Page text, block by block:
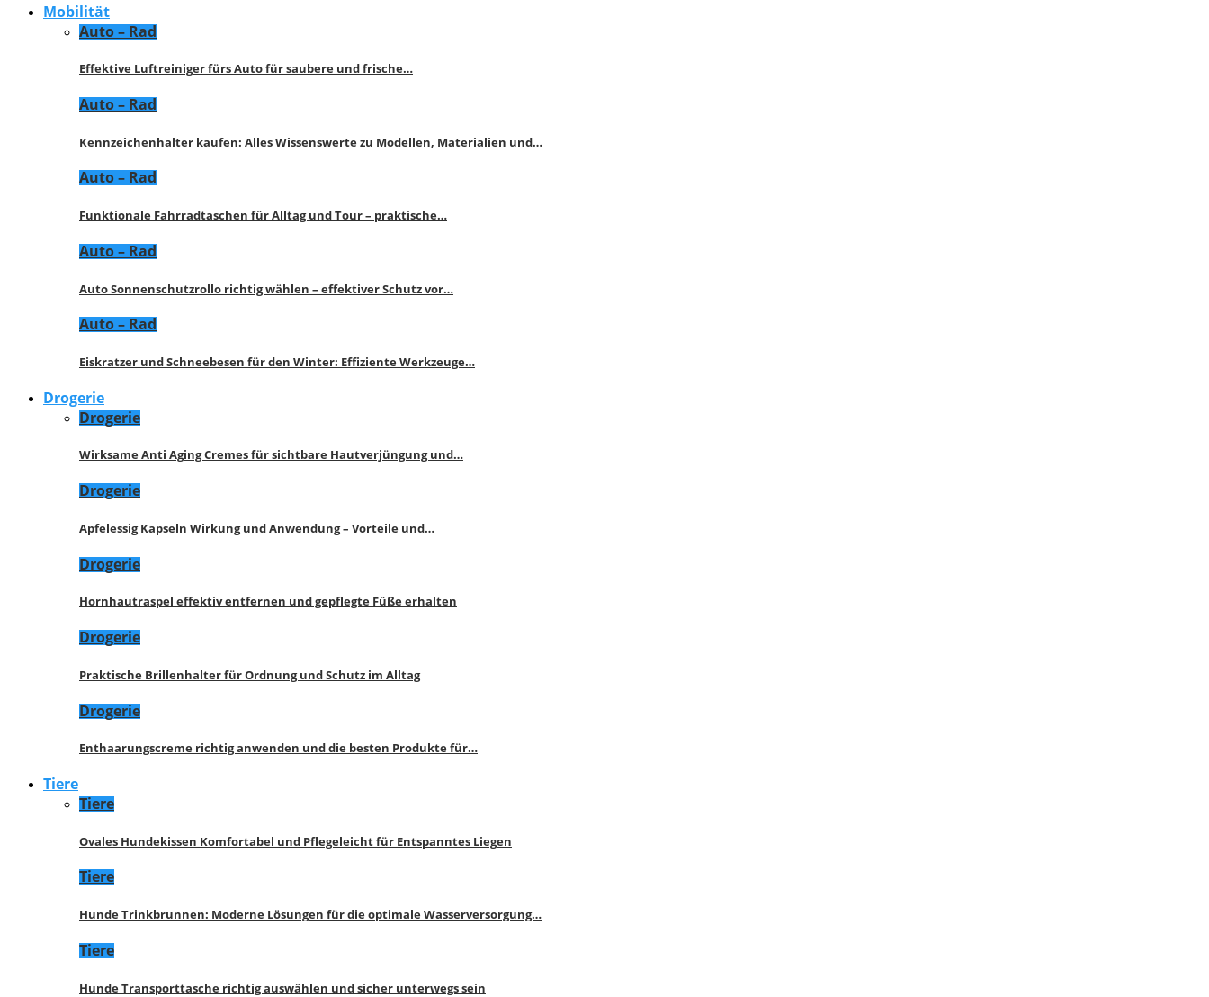
Mobilität
Auto – Rad
Effektive Luftreiniger fürs Auto für saubere und frische…
Auto – Rad
Kennzeichenhalter kaufen: Alles Wissenswerte zu Modellen, Materialien und…
Auto – Rad
Funktionale Fahrradtaschen für Alltag und Tour – praktische…
Auto – Rad
Auto Sonnenschutzrollo richtig wählen – effektiver Schutz vor…
Auto – Rad
Eiskratzer und Schneebesen für den Winter: Effiziente Werkzeuge…
Drogerie
Drogerie
Wirksame Anti Aging Cremes für sichtbare Hautverjüngung und…
Drogerie
Apfelessig Kapseln Wirkung und Anwendung – Vorteile und…
Drogerie
Hornhautraspel effektiv entfernen und gepflegte Füße erhalten
Drogerie
Praktische Brillenhalter für Ordnung und Schutz im Alltag
Drogerie
Enthaarungscreme richtig anwenden und die besten Produkte für…
Tiere
Tiere
Ovales Hundekissen Komfortabel und Pflegeleicht für Entspanntes Liegen
Tiere
Hunde Trinkbrunnen: Moderne Lösungen für die optimale Wasserversorgung…
Tiere
Hunde Transporttasche richtig auswählen und sicher unterwegs sein